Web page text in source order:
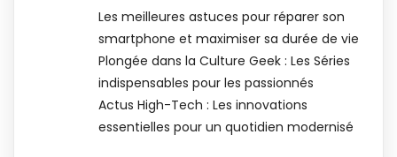
Les meilleures astuces pour réparer son
smartphone et maximiser sa durée de vie
Plongée dans la Culture Geek : Les Séries
indispensables pour les passionnés
Actus High-Tech : Les innovations
essentielles pour un quotidien modernisé